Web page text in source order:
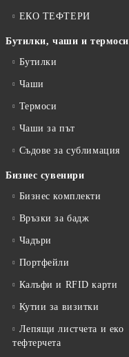
ЕКО ТЕФТЕРИ
Бутилки, чаши и термоси
Бутилки
Чаши
Термоси
Чаши за път
Съдове за сублимация
Бизнес сувенири
Бизнес комплекти
Връзки за бадж
Чадъри
Портфейли
Калъфи и RFID карти
Кутии за визитки
Лепящи листчета и еко
тефтeрчета